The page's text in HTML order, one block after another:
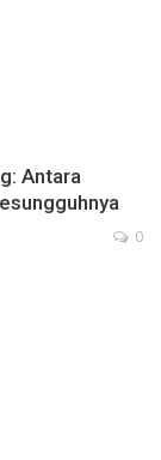
Antara
0